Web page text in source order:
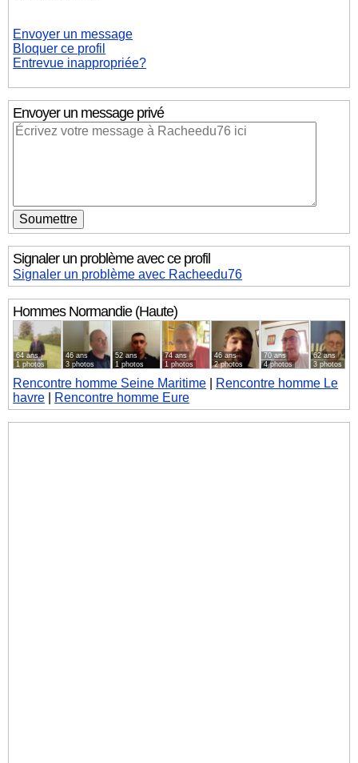
Envoyer un message
Bloquer ce profil
Entrevue inappropriée?
Envoyer un message privé
Signaler un problème avec ce profil
Signaler un problème avec Racheedu76
HommesNormandie (Haute)
64 ans
1 photos
46 ans
3 photos
52 ans
1 photos
74 ans
1 photos
46 ans
2 photos
70 ans
4 photos
62 ans
3 photos
Rencontre homme Seine Maritime
Rencontre homme Le
havre
Rencontre homme Eure